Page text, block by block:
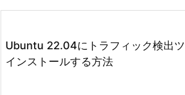
Ubuntu 22.04にトラフィック検出
インストールする方法